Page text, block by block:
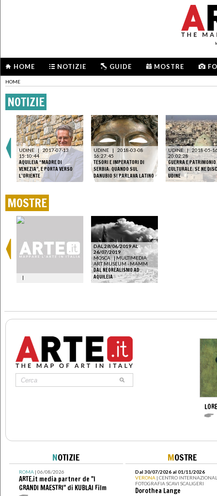
HOME NOTIZIE GUIDE MOSTRE
HOME
NOTIZIE
UDINE |
2017-07-13
15:10:44
AQUILEIA “MADRE DI
VENEZIA”, E PORTA VERSO
L’ORIENTE
UDINE |
2018-03-08
16:27:45
TESORI E IMPERATORI DI
SERBIA: QUANDO SUL
DANUBIO SI PARLAVA LATINO
UDINE | 2018-05-
20:02:28
GUERRA E PATRIMONIO
CULTURALE: SE NE
UDINE
MOSTRE
|
DAL 28/06/2019 AL
26/07/2019
MOSCA |MULTIMEDIA
ART MUSEUM - MAMM
DAL NEOREALISMO AD
AQUILEIA
NOTIZIE
ROMA| 06/08/2026
ARTE.it media partner de "I
GRANDI MAESTRI" di KUBLAI Film
MOSTRE
Dal 30/07/2026 al 01/11/2026
VERONA | CENTRO
FOTOGRAFIA SCAVI SCALIGERI
Dorothea Lange